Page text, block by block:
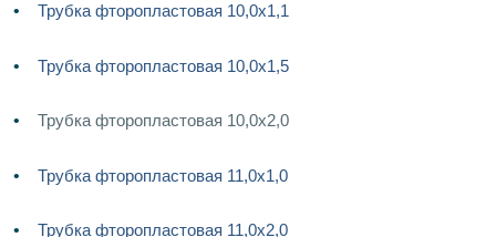
Трубка фторопластовая 10,0х1,1
Трубка фторопластовая 10,0х1,5
Трубка фторопластовая 10,0х2,0
Трубка фторопластовая 11,0х1,0
Трубка фторопластовая 11,0х2,0